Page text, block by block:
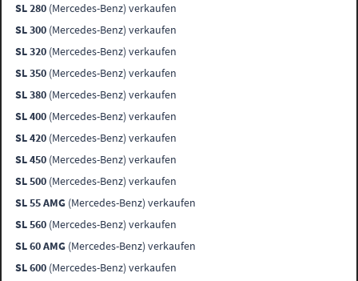
SL 280 (Mercedes-Benz) verkaufen
SL 300 (Mercedes-Benz) verkaufen
SL 320 (Mercedes-Benz) verkaufen
SL 350 (Mercedes-Benz) verkaufen
SL 380 (Mercedes-Benz) verkaufen
SL 400 (Mercedes-Benz) verkaufen
SL 420 (Mercedes-Benz) verkaufen
SL 450 (Mercedes-Benz) verkaufen
SL 500 (Mercedes-Benz) verkaufen
SL 55 AMG (Mercedes-Benz) verkaufen
SL 560 (Mercedes-Benz) verkaufen
SL 60 AMG (Mercedes-Benz) verkaufen
SL 600 (Mercedes-Benz) verkaufen